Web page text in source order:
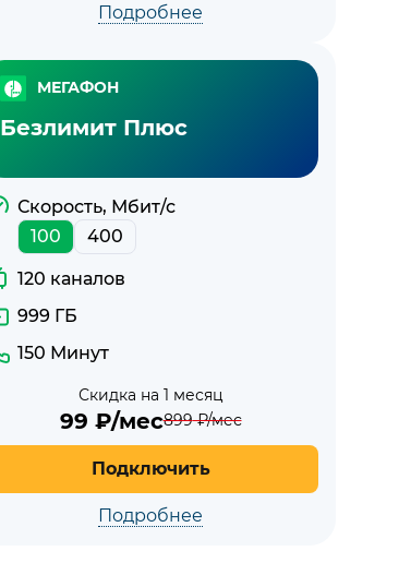
Подробнее
МЕГАФОН
Безлимит Плюс
Скорость, Мбит/с
100
400
120 каналов
999 ГБ
150 Минут
Скидка на 1 месяц
99 ₽/мес899₽/мес
Подключить
Подробнее